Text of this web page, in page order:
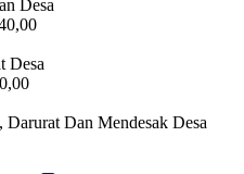
Desa
Desa
Darurat Dan Mendesak Desa